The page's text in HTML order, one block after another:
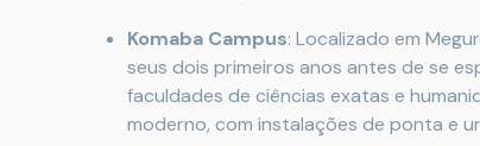
Komaba Campus: Localizado em
seus dois primeiros anos antes de se
faculdades de ciências exatas e
moderno, com instalações de ponta e